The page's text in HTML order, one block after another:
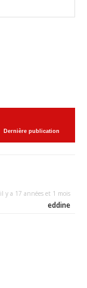
Dernière publication
il y a 17 années et 1 mois
eddine